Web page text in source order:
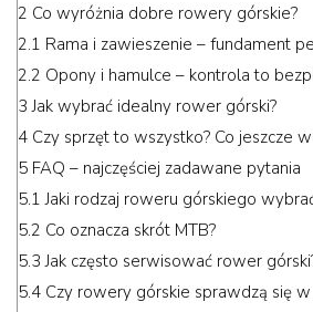
2 Co wyróżnia dobre rowery górskie?
2.1 Rama i zawieszenie – fundament
2.2 Opony i hamulce – kontrola to
3 Jak wybrać idealny rower górski?
4 Czy sprzęt to wszystko? Co jeszcze
5 FAQ – najczęściej zadawane pytania
5.1 Jaki rodzaj roweru górskiego
5.2 Co oznacza skrót MTB?
5.3 Jak często serwisować rower
5.4 Czy rowery górskie sprawdzą się w